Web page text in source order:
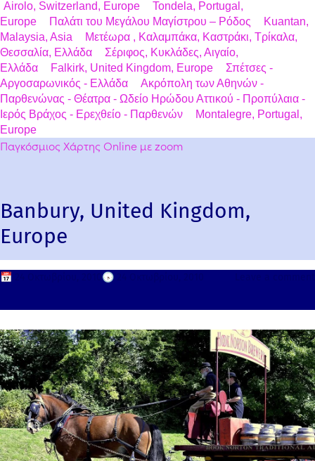
Airolo, Switzerland, Europe
Tondela, Portugal,
Europe
Παλάτι του Μεγάλου Μαγίστρου – Ρόδος
Kuantan,
Malaysia, Asia
Μετέωρα , Καλαμπάκα, Καστράκι, Τρίκαλα,
Θεσσαλία, Ελλάδα
Σέριφος, Κυκλάδες, Αιγαίο,
Ελλάδα
Falkirk, United Kingdom, Europe
Σπέτσες -
Αργοσαρωνικός - Ελλάδα
Ακρόπολη των Αθηνών -
Παρθενώνας - Θέατρα - Ωδείο Ηρώδου Αττικού - Προπύλαια -
Ιερός Βράχος - Ερεχθείο - Παρθενών
Montalegre, Portugal,
Europe
Παγκόσμιος Χάρτης Online με zoom
Banbury, United Kingdom,
Europe
📅 🕟